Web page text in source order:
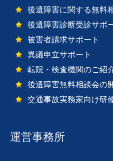
後遺障害に関する無料
後遺障害診断受診サポ
被害者請求サポート
異議申立サポート
転院・検査機関のご紹
後遺障害無料相談会の
交通事故実務家向け研
運営事務所